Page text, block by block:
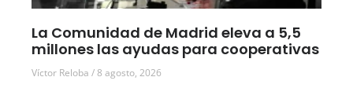
La Comunidad de Madrid eleva a 5,5
millones las ayudas para cooperativas
Víctor Reloba 8 agosto, 2026